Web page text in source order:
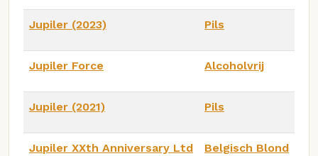
Jupiler (2023) Pils
Jupiler Force Alcoholvrij
Jupiler (2021) Pils
Jupiler XXth Anniversary Ltd
Belgisch Blond